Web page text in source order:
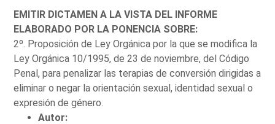
EMITIR DICTAMEN A LA VISTA DEL INFORME
ELABORADO POR LA PONENCIA SOBRE:
2º. Proposición de Ley Orgánica por la que se modifica la
Ley Orgánica 10/1995, de 23 de noviembre, del Código
Penal, para penalizar las terapias de conversión dirigidas a
eliminar o negar la orientación sexual, identidad sexual o
expresión de género.
Autor: